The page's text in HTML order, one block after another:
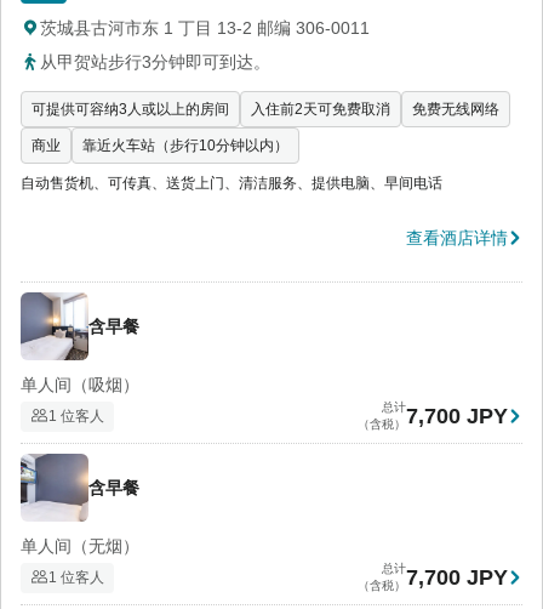
茨城县古河市东 1 丁目 13-2 邮编 306-0011
从甲贺站步行3分钟即可到达。
可提供可容纳3人或以上的房间 入住前2天可免费取消 免费无线网络
商业 靠近火车站（步行10分钟以内）
自动售货机、可传真、送货上门、清洁服务、提供电脑、早间电话
查看酒店详情
含早餐
单人间（吸烟）
1 位客人
总计
（含税） 7,700 JPY
含早餐
单人间（无烟）
1 位客人
总计
（含税） 7,700 JPY